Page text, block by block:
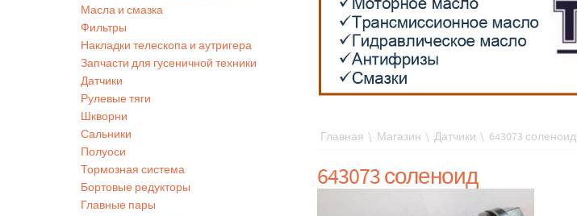
Масла и смазка
Фильтры
Накладки телескопа и аутригера
Запчасти для гусеничной техники
Датчики
Рулевые тяги
Шкворни
Сальники
Полуоси
Тормозная система
Бортовые редукторы
Главные пары
Главная \ Магазин \Датчики \ 643073 соленоид
643073 соленоид